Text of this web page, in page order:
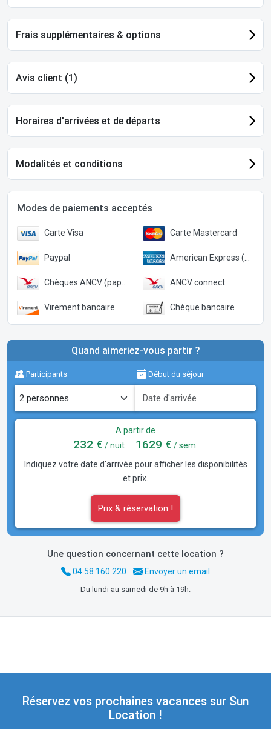
Frais supplémentaires & options
Avis client (1)
Horaires d'arrivées et de départs
Modalités et conditions
Modes de paiements acceptés
Carte Visa Carte Mastercard
Paypal American Express (Paypal)
Chèques ANCV (papier) ANCV connect
Virement bancaire Chèque bancaire
Quand aimeriez-vous partir ?
Participants Début du séjour
A partir de
232 € / nuit 1629 € / sem.
Indiquez votre date d'arrivée pour afficher les disponibilités
et prix.
Prix & réservation !
Une question concernant cette location ?
04 58 160 220 Envoyer un email
Du lundi au samedi de 9h à 19h.
Réservez vos prochaines vacances sur Sun
Location !